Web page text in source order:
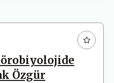
Özgür